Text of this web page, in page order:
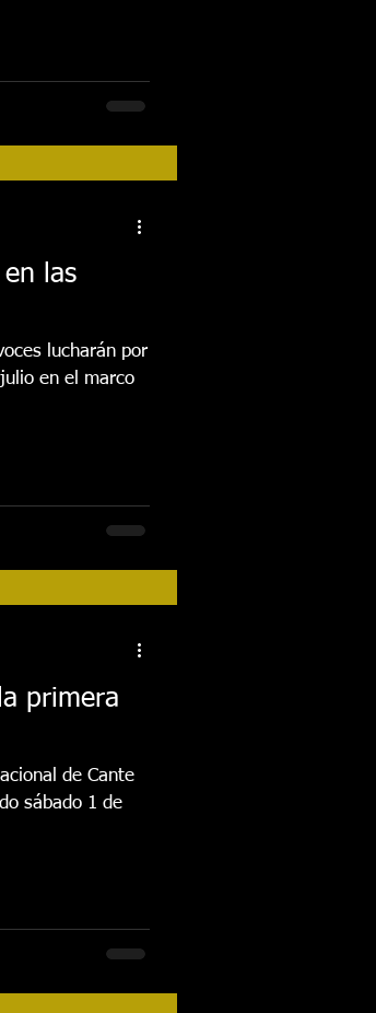
las
lucharán por
en el marco
primera
de Cante
sábado 1 de